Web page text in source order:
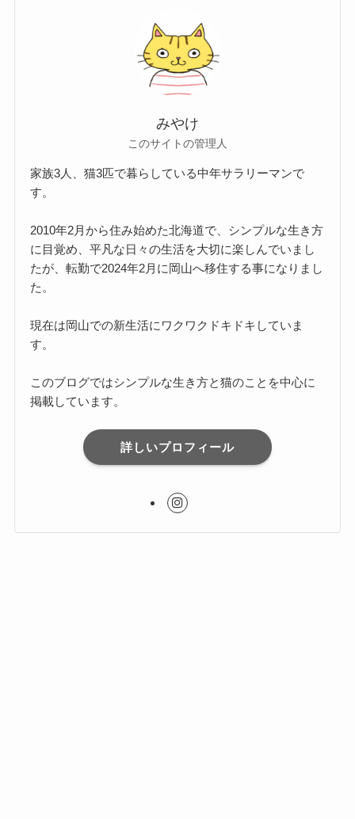
みやけ
このサイトの管理人
家族3人、猫3匹で暮らしている中年サラリーマンで
す。
2010年2月から住み始めた北海道で、シンプルな生き方
に目覚め、平凡な日々の生活を大切に楽しんでいまし
たが、転勤で2024年2月に岡山へ移住する事になりまし
た。
現在は岡山での新生活にワクワクドキドキしていま
す。
このブログではシンプルな生き方と猫のことを中心に
掲載しています。
詳しいプロフィール